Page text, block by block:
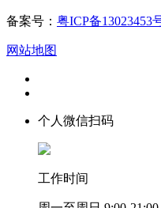
备案号： 粤ICP备13023453
网站地图
个人微信扫码
工作时间